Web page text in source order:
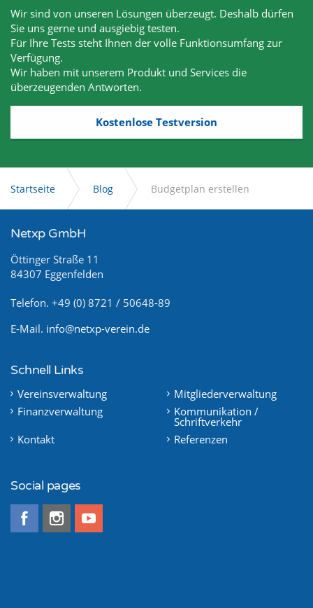
Wir sind von unseren Lösungen überzeugt. Deshalb dürfen
Sie uns gerne und ausgiebig testen.
Für Ihre Tests steht Ihnen der volle Funktionsumfang zur
Verfügung.
Wir haben mit unserem Produkt und Services die
überzeugenden Antworten.
Kostenlose Testversion
Startseite Blog Budgetplan erstellen
Netxp GmbH
Öttinger Straße 11
84307 Eggenfelden
Telefon. +49 (0) 8721 / 50648-89
E-Mail. info@netxp-verein.de
Schnell Links
Vereinsverwaltung
Mitgliederverwaltung
Finanzverwaltung
Kommunikation /
Schriftverkehr
Kontakt
Referenzen
Social pages